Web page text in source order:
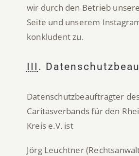
wir durch den Betrieb
Seite und unserem
konkludent zu.
III .
Datenschutzbeauftragter
Caritasverbands für den
Kreis e.V. ist
Jörg Leuchtner